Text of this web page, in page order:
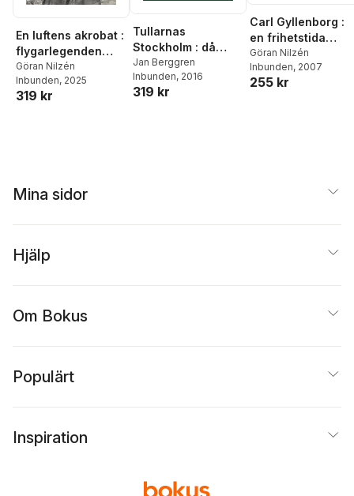
En luftens akrobat :
flygarlegenden
Ernst Udet
Göran Nilzén
Inbunden, 2025
319 kr
Tullarnas
Stockholm : då
staden var
omringad av tullar
och författare i
Jan Berggren
Inbunden, 2016
319 kr
Carl Gyllenborg :
en frihetstida
hattpolitiker
Göran Nilzén
Inbunden, 2007
255 kr
Mina sidor
Hjälp
Om Bokus
Populärt
Inspiration